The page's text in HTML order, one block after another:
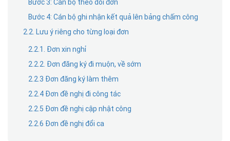
Bước 3: Cán bộ theo dõi đơn
Bước 4: Cán bộ ghi nhận kết quả lên bảng chấm công
2.2. Lưu ý riêng cho từng loại đơn
2.2.1. Đơn xin nghỉ
2.2.2. Đơn đăng ký đi muộn, về sớm
2.2.3 Đơn đăng ký làm thêm
2.2.4 Đơn đề nghị đi công tác
2.2.5 Đơn đề nghị cập nhật công
2.2.6 Đơn đề nghị đổi ca